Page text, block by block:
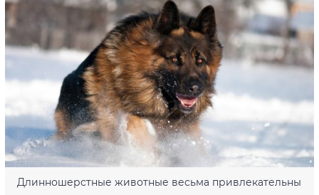
Длинношерстные животные весьма привлекательны